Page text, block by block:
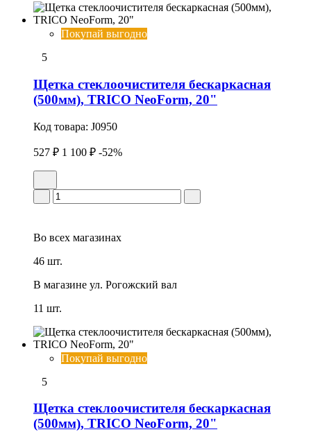
Покупай выгодно
5
Щетка стеклоочистителя бескаркасная
(500мм), TRICO NeoForm, 20"
Код товара: J0950
527 ₽ 1 100 ₽ -52%
Во всех магазинах
46 шт.
В магазине ул. Рогожский вал
11 шт.
Покупай выгодно
5
Щетка стеклоочистителя бескаркасная
(500мм), TRICO NeoForm, 20"